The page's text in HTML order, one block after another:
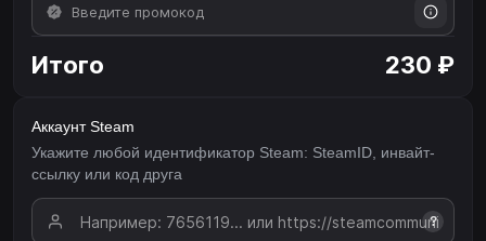
Итого 230 ₽
Аккаунт Steam
Укажите любой идентификатор Steam: SteamID, инвайт-
ссылку или код друга
?